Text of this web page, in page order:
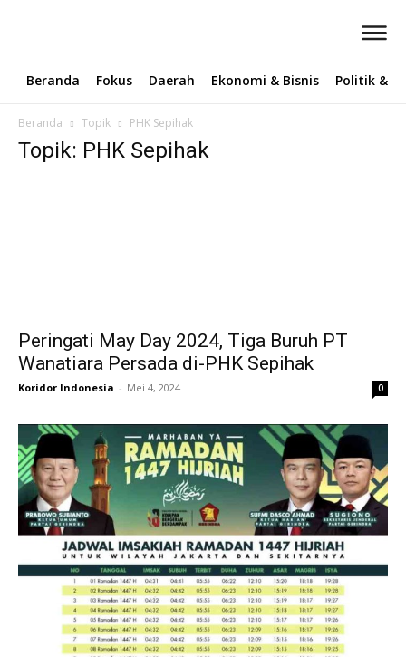
Beranda Fokus Daerah Ekonomi & Bisnis Politik &
Beranda Topik PHK Sepihak
Topik: PHK Sepihak
Peringati May Day 2024, Tiga Buruh PT
Wanatiara Persada di-PHK Sepihak
Koridor Indonesia - Mei 4, 2024 0